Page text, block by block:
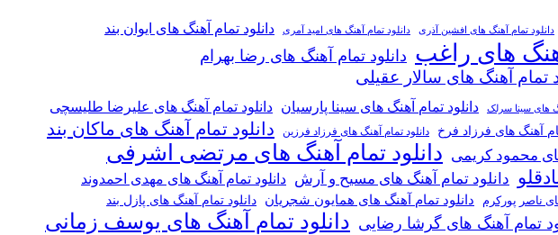
دانلود تمام آهنگ های افشین آذری دانلود تمام آهنگ های امید آمری دانلود تمام آهنگ های ایوان بند
های راغب دانلود تمام آهنگ های رضا بهرام
تمام آهنگ های سالار عقیلی
های سینا سرلک دانلود تمام آهنگ های سینا پارسیان دانلود تمام آهنگ های علیرضا طلیسچی
آهنگ های فرزاد فرخ دانلود تمام آهنگ های فرزاد فرزین دانلود تمام آهنگ های ماکان بند
محمود کریمی دانلود تمام آهنگ های مرتضی اشرفی
دانلود تمام آهنگ های مسیح و آرش دانلود تمام آهنگ های مهدی احمدوند
ناصر پورکرم دانلود تمام آهنگ های همایون شجریان دانلود تمام آهنگ های پازل بند
تمام آهنگ های گرشا رضایی دانلود تمام آهنگ های یوسف زمانی